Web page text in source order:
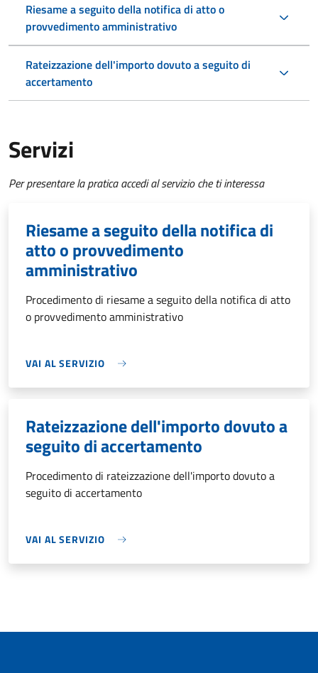
Riesame a seguito della notifica di atto o
provvedimento amministrativo
Rateizzazione dell'importo dovuto a seguito di
accertamento
Servizi
Per presentare la pratica accedi al servizio che ti interessa
Riesame a seguito della notifica di
atto o provvedimento
amministrativo
Procedimento di riesame a seguito della notifica di atto
o provvedimento amministrativo
VAI AL SERVIZIO
Rateizzazione dell'importo dovuto a
seguito di accertamento
Procedimento di rateizzazione dell'importo dovuto a
seguito di accertamento
VAI AL SERVIZIO